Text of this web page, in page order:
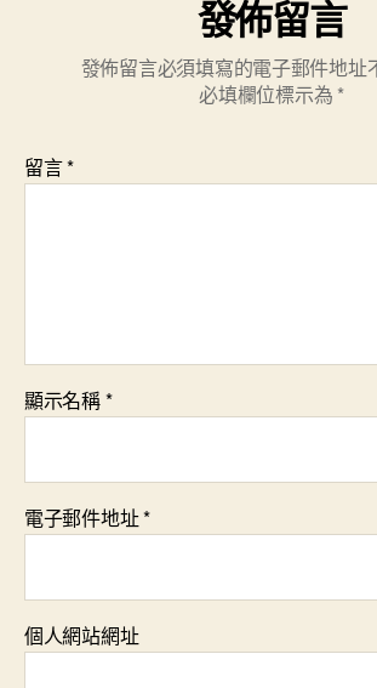
發佈留言
發佈留言必須填寫的電子郵件地址
必填欄位標示為 *
留言*
顯示名稱*
電子郵件地址*
個人網站網址